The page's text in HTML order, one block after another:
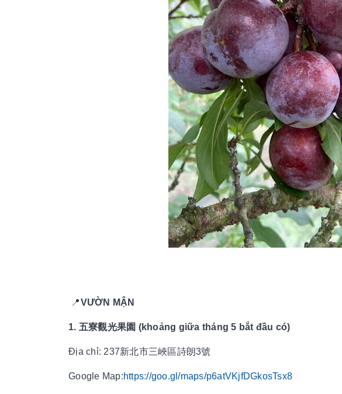
📍VƯỜN MẬN
1. 五寮觀光果園 (khoảng giữa tháng 5 bắt đầu có)
Địa chỉ: 237新北市三峽區詩朗3號
Google Map:https://goo.gl/maps/p6atVKjfDGkosTsx8